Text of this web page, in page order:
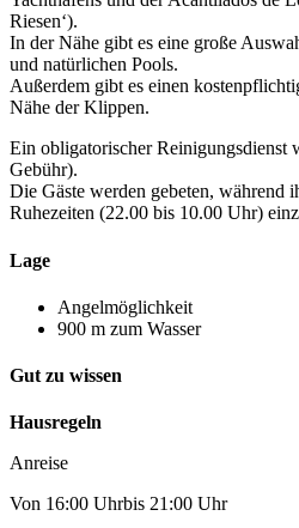
Riesen‘).
In der Nähe gibt es eine große
und natürlichen Pools.
Außerdem gibt es einen
Nähe der Klippen.
Ein obligatorischer Reinigungsdienst
Gebühr).
Die Gäste werden gebeten, während
Ruhezeiten (22.00 bis 10.00 Uhr)
Lage
Angelmöglichkeit
900 m zum Wasser
Gut zu wissen
Hausregeln
Anreise
Von 16:00 Uhrbis 21:00 Uhr